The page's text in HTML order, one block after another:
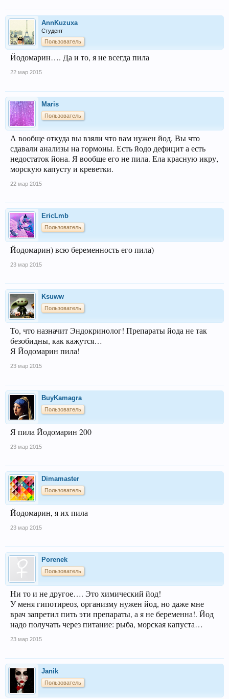
AnnKuzuxa
Студент
Пользователь
Йодомарин…. Да и то, я не всегда пила
22 мар 2015
Maris
Пользователь
А вообще откуда вы взяли что вам нужен йод. Вы что
сдавали анализы на гормоны. Есть йодо дефицит а есть
недостаток йона. Я вообще его не пила. Ела красную икру,
морскую капусту и креветки.
22 мар 2015
EricLmb
Пользователь
Йодомарин) всю беременность его пила)
23 мар 2015
Ksuww
Пользователь
То, что назначит Эндокринолог! Препараты йода не так
безобидны, как кажутся…
Я Йодомарин пила!
23 мар 2015
BuyKamagra
Пользователь
Я пила Йодомарин 200
23 мар 2015
Dimamaster
Пользователь
Йодомарин, я их пила
23 мар 2015
Porenek
Пользователь
Ни то и не другое…. Это химический йод!
У меня гипотиреоз, организму нужен йод, но даже мне
врач запретил пить эти препараты, а я не беременна!. Йод
надо получать через питание: рыба, морская капуста…
23 мар 2015
Janik
Пользователь